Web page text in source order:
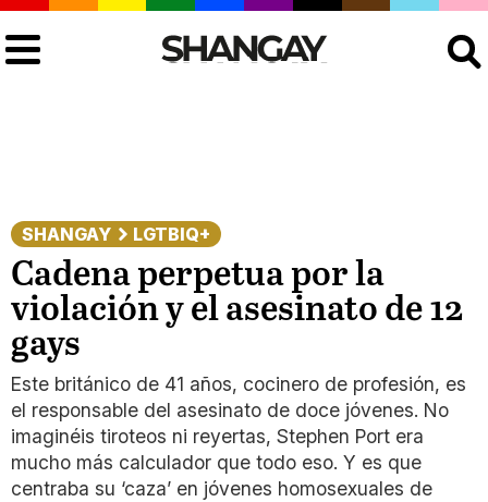
SHANGAY LGTBIQ+
Cadena perpetua por la
violación y el asesinato de 12
gays
Este británico de 41 años, cocinero de profesión, es
el responsable del asesinato de doce jóvenes. No
imaginéis tiroteos ni reyertas, Stephen Port era
mucho más calculador que todo eso. Y es que
centraba su ‘caza’ en jóvenes homosexuales de